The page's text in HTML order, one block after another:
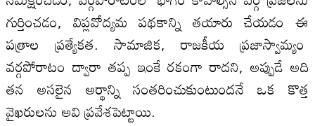
గుర్తించడం, విప్లవోద్యమ పథకాన్ని తయారు చేయడం ఈ
పత్రాల ప్రత్యేకత. సామాజిక, రాజకీయ ప్రజాస్వామ్యం
వర్గపోరాటం ద్వారా తప్ప ఇంకే రకంగా రాదని, అప్పుడే అది
తన అసలైన అర్థాన్ని సంతరించుకుంటుందనే ఒక కొత్త
వైఖరులను అవి ప్రవేశపెట్టాయి.